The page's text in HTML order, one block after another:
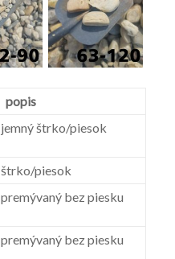
popis
jemný štrko/piesok
štrko/piesok
premývaný bez piesku
premývaný bez piesku